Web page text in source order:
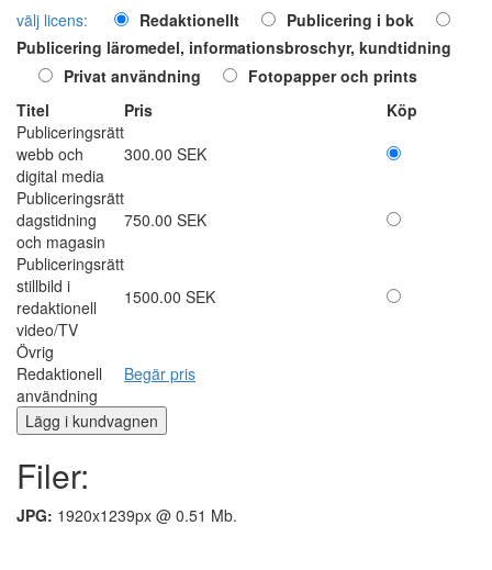
välj licens: Redaktionellt
Publicering i bok
Publicering läromedel, informationsbroschyr, kundtidning
Privat användning
Fotopapper och prints
Titel
Pris
Köp
Publiceringsrätt
webb och
digital media
300.00 SEK
Publiceringsrätt
dagstidning
och magasin
750.00 SEK
Publiceringsrätt
stillbild i
redaktionell
video/TV
1500.00 SEK
Övrig
Redaktionell
användning
Begär pris
Filer:
JPG: 1920x1239px @ 0.51 Mb.